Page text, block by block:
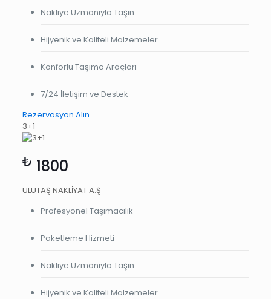
Nakliye Uzmanıyla Taşın
Hijyenik ve Kaliteli Malzemeler
Konforlu Taşıma Araçları
7/24 İletişim ve Destek
Rezervasyon Alın
3+1
₺ 1800
ULUTAŞ NAKLİYAT A.Ş
Profesyonel Taşımacılık
Paketleme Hizmeti
Nakliye Uzmanıyla Taşın
Hijyenik ve Kaliteli Malzemeler